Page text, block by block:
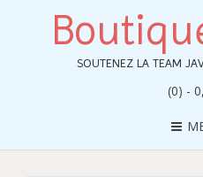
SOUTENEZ LA TEAM
(0) -